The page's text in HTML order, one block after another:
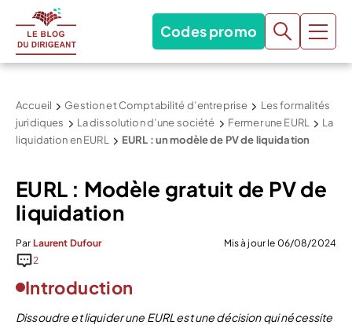
Codes promo
Accueil Gestion et Comptabilité d’entreprise
Les formalités
juridiques
La dissolution d’une société Fermer une EURL
La
liquidation en EURL
EURL : un modèle de PV de liquidation
EURL : Modèle gratuit de PV de
liquidation
Par Laurent Dufour
Mis à jour le 06/08/2024
2
Introduction
Dissoudre et liquider une EURL est une décision qui nécessite